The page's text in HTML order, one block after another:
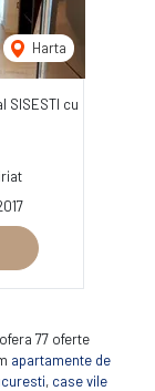
Harta
SISESTI cu
77 oferte
apartamente de
, case vile